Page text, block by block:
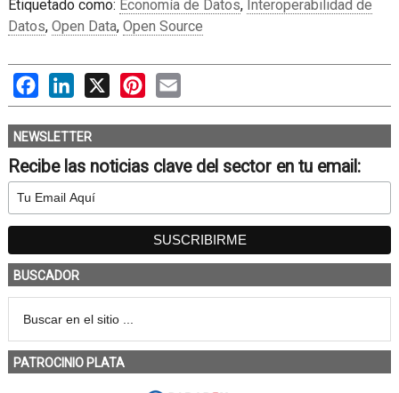
Etiquetado como: Economía de Datos, Interoperabilidad de
Datos, Open Data, Open Source
FacebookLinkedIn
X PinterestEmail
NEWSLETTER
Recibe las noticias clave del sector en tu email:
BUSCADOR
PATROCINIO PLATA